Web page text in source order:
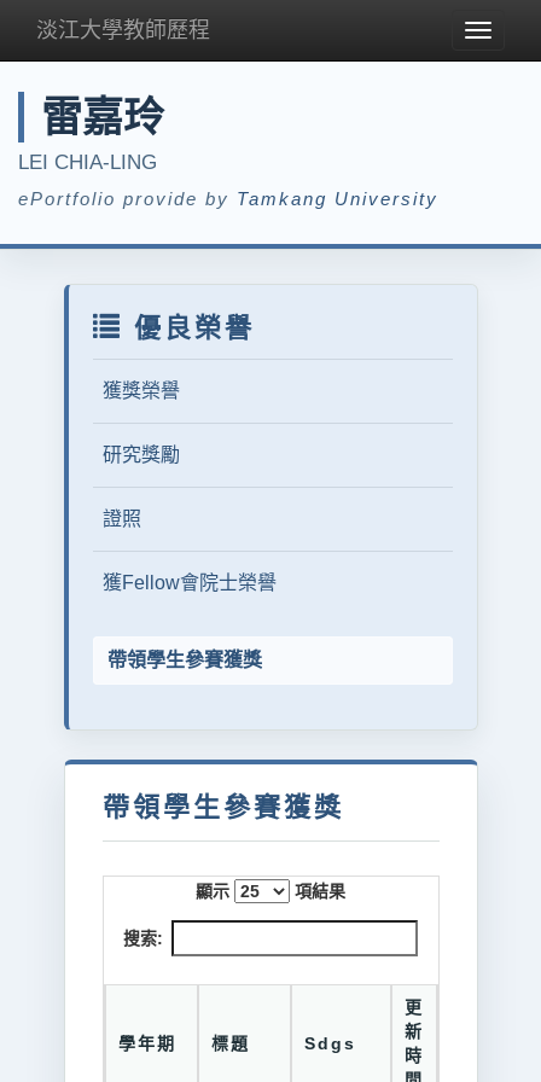
Toggle
淡江大學教師歷程
雷嘉玲
LEI CHIA-LING
ePortfolio provide by Tamkang University
優良榮譽
獲獎榮譽
研究獎勵
證照
獲Fellow會院士榮譽
帶領學生參賽獲獎
帶領學生參賽獲獎
顯示 項結果
搜索:
學年期 標題 Sdgs
更
新
時